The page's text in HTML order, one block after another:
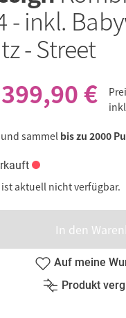
- inkl.
- Street
399,90 €
sammel bis zu 2000
aktuell nicht verfügbar.
In den
Auf meine
Produkt